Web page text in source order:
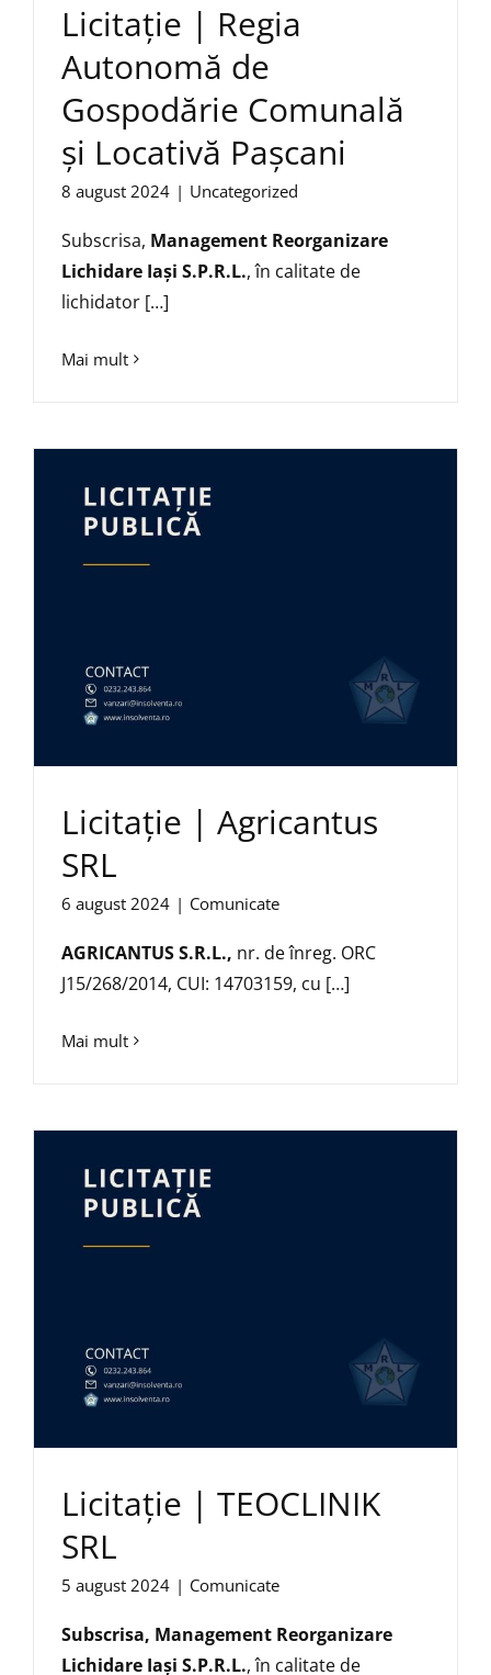
Licitație | Regia
Autonomă de
Gospodărie Comunală
și Locativă Paşcani
8 august 2024 | Uncategorized
Subscrisa, Management Reorganizare
Lichidare Iaşi S.P.R.L., în calitate de
lichidator […]
Mai mult
Licitație | Agricantus
SRL
6 august 2024 | Comunicate
AGRICANTUS S.R.L., nr. de înreg. ORC
J15/268/2014, CUI: 14703159, cu […]
Mai mult
Licitație | TEOCLINIK
SRL
5 august 2024 | Comunicate
Subscrisa, Management Reorganizare
Lichidare Iaşi S.P.R.L., în calitate de